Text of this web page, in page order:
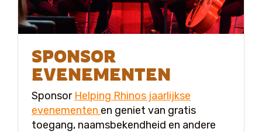
SPONSOR
EVENEMENTEN
Sponsor Helping Rhinos jaarlijkse
evenementen en geniet van gratis
toegang, naamsbekendheid en andere